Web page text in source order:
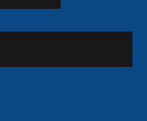
AFFICHER LE MOT DE